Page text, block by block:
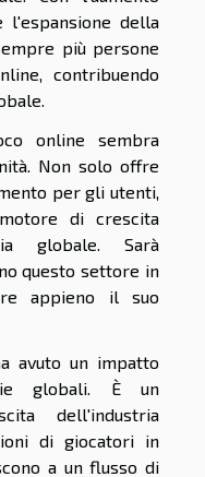
l'espansione della
più persone
contribuendo
online sembra
Non solo offre
per gli utenti,
di crescita
globale. Sarà
questo settore in
appieno il suo
avuto un impatto
globali. È un
dell'industria
di giocatori in
a un flusso di